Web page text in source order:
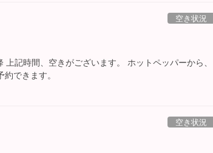
空き状況
記時間、空きがございます。 ホットペッパーから、
できます。
空き状況